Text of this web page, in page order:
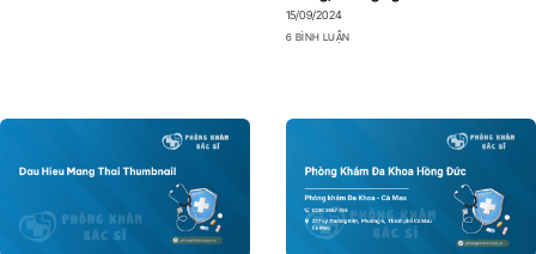
15/09/2024
6 BÌNH LUẬN